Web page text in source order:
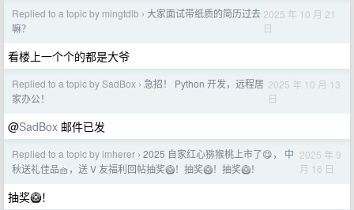
Replied to a topic by mingtdlb › 大家面试带纸质的简历过去
嘛？
2025 年 10 月 21
日
看楼上一个个的都是大爷
Replied to a topic by SadBox › 急招！ Python 开发，远程居
家办公！
2025 年 10 月 13
日
@SadBox 邮件已发
Replied to a topic by imherer › 2025 自家红心猕猴桃上市了😋， 中
秋送礼佳品🧺，送 V 友福利回帖抽奖🥝！抽奖🥝！抽奖🥝！
2025 年 9
月 16 日
抽奖🥝！